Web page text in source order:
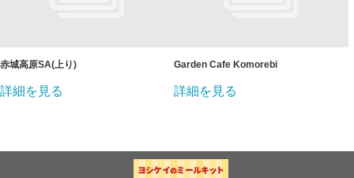
赤城高原SA(上り)
詳細を見る
Garden Cafe Komorebi
詳細を見る